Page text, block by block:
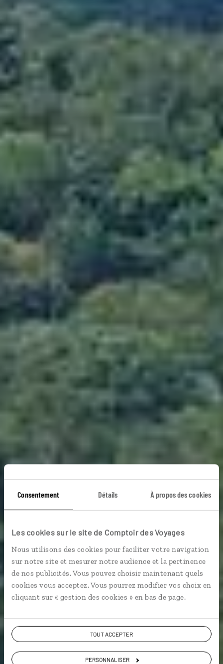
Consentement Détails À propos des cookies
Les cookies sur le site de Comptoir des Voyages
Nous utilisons des cookies pour faciliter votre navigation
sur notre site et mesurer notre audience et la pertinence
de nos publicités. Vous pouvez choisir maintenant quels
cookies vous acceptez. Vous pourrez modifier vos choix en
cliquant sur « gestion des cookies » en bas de page.
TOUT ACCEPTER
PERSONNALISER
Sur les sentiers de
São Tomé
Circuit rando à São Tomé : Monte Café, parc naturel de
l’Obô, Ilhéu das Rolas…
Activités nature
Principe